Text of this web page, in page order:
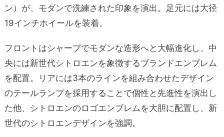
ン）が、モダンで洗練された印象を演出。足元には大径
19インチホイールを装着。
フロントはシャープでモダンな造形へと大幅進化し、中
央には新世代シトロエンを象徴するブランドエンブレム
を配置。リアには3本のラインを組み合わせたデザイン
のテールランプを採用することで個性と先進性を演出し
た他、シトロエンのロゴエンブレムを大胆に配置し、新
世代のシトロエンデザインを強調。